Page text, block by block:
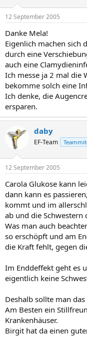
12 September 2005
Danke Mela!
Eigenlich machen sich
durch eine
auch eine
Ich messe ja 2 mal die
bekomme solch eine
Ich denke, die
ersparen.
daby
EF-Team
12 September 2005
Carola Glukose kann
dann kann es
kommt und im
ab und die
Was man auch
so erschöpft und am
die Kraft fehlt, gegen
Im Enddeffekt geht es
eigentlich keine
Deshalb sollte man
Am Besten ein
Krankenhäuser.
Birgit hat da einen